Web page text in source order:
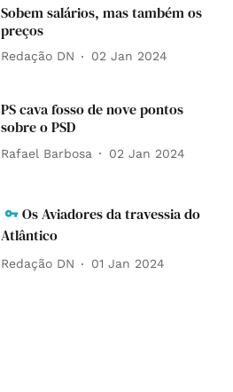
Sobem salários, mas também os
preços
Redação DN 02 Jan 2024
PS cava fosso de nove pontos
sobre o PSD
Rafael Barbosa 02 Jan 2024
Os Aviadores da travessia do
Atlântico
Redação DN 01 Jan 2024